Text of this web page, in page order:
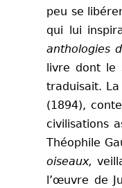
peu se
qui lui
anthologies
livre dont le
traduisait.
(1894),
civilisations
Théophile
oiseaux,
l’œuvre de